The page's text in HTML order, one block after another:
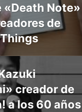
«Death Note»
de
creador de
a los 60 años